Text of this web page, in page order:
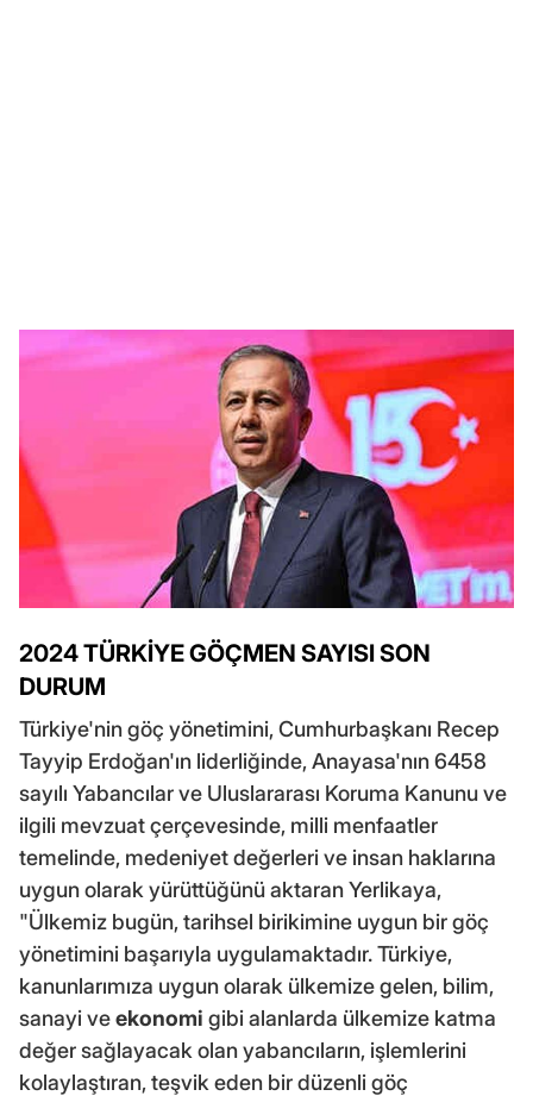
2024 TÜRKİYE GÖÇMEN SAYISI SON
DURUM
Türkiye'nin göç yönetimini, Cumhurbaşkanı Recep
Tayyip Erdoğan'ın liderliğinde, Anayasa'nın 6458
sayılı Yabancılar ve Uluslararası Koruma Kanunu ve
ilgili mevzuat çerçevesinde, milli menfaatler
temelinde, medeniyet değerleri ve insan haklarına
uygun olarak yürüttüğünü aktaran Yerlikaya,
"Ülkemiz bugün, tarihsel birikimine uygun bir göç
yönetimini başarıyla uygulamaktadır. Türkiye,
kanunlarımıza uygun olarak ülkemize gelen, bilim,
sanayi veekonomi gibi alanlarda ülkemize katma
değer sağlayacak olan yabancıların, işlemlerini
kolaylaştıran, teşvik eden bir düzenli göç